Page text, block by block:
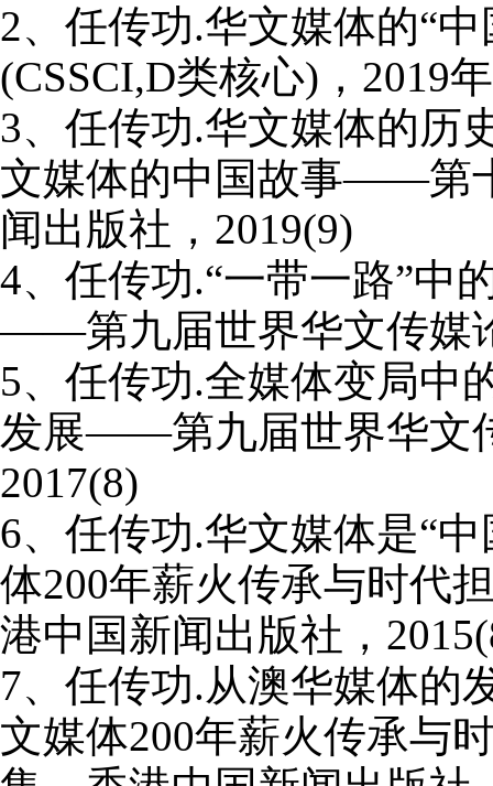
2、任传功.华文媒体的“中
(CSSCI,D类核心) ， 2019年
3、任传功.华文媒体的历
文媒体的中国故事——第
闻出版社， 2019(9)
4、任传功.“一带一路”中
——第九届世界华文传媒
5、任传功.全媒体变局中
发展——第九届世界华文
2017(8)
6、任传功.华文媒体是“
体200年薪火传承与时代
港中国新闻出版社，
7、任传功.从澳华媒体的
文媒体200年薪火传承与